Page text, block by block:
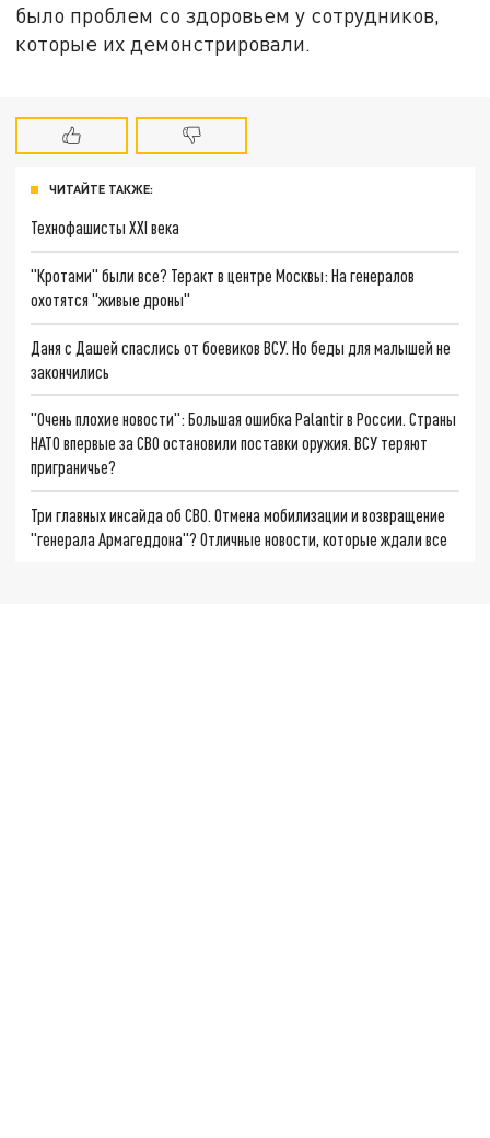
было проблем со здоровьем у сотрудников,
которые их демонстрировали.
ЧИТАЙТЕ ТАКЖЕ:
Технофашисты XXI века
"Кротами" были все? Теракт в центре Москвы: На генералов
охотятся "живые дроны"
Даня с Дашей спаслись от боевиков ВСУ. Но беды для малышей не
закончились
"Очень плохие новости": Большая ошибка Palantir в России. Страны
НАТО впервые за СВО остановили поставки оружия. ВСУ теряют
приграничье?
Три главных инсайда об СВО. Отмена мобилизации и возвращение
"генерала Армагеддона"? Отличные новости, которые ждали все